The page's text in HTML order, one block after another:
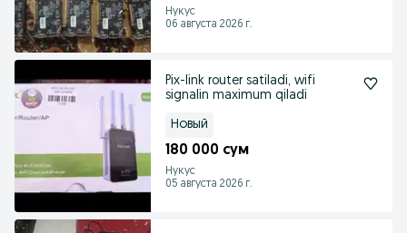
Нукус
06 августа 2026 г.
Pix-link router satiladi, wifi
signalin maximum qiladi
Новый
180 000 сум
Нукус
05 августа 2026 г.